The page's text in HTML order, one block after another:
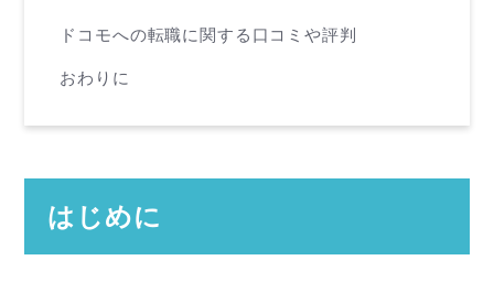
ドコモへの転職に関する口コミや評判
おわりに
はじめに